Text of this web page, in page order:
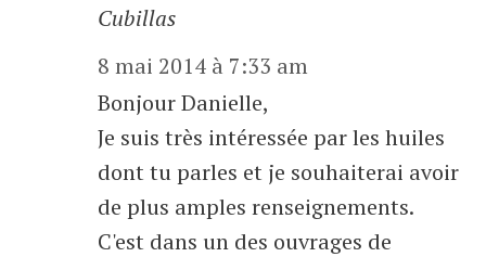
Cubillas
8 mai 2014 à 7:33 am
Bonjour Danielle,
Je suis très intéressée par les huiles
dont tu parles et je souhaiterai avoir
de plus amples renseignements.
C'est dans un des ouvrages de